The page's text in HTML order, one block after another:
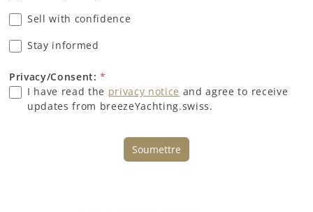
Sell with confidence
Stay informed
Privacy/Consent:*
I have read the privacy notice and agree to receive
updates from breezeYachting.swiss.
Soumettre